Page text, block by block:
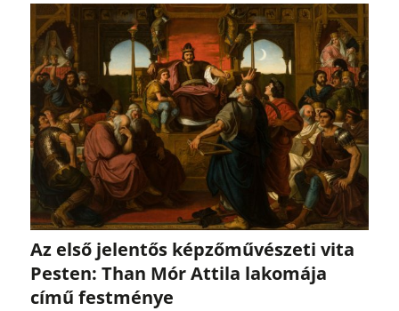
Az első jelentős képzőművészeti vita
Pesten: Than Mór Attila lakomája
című festménye